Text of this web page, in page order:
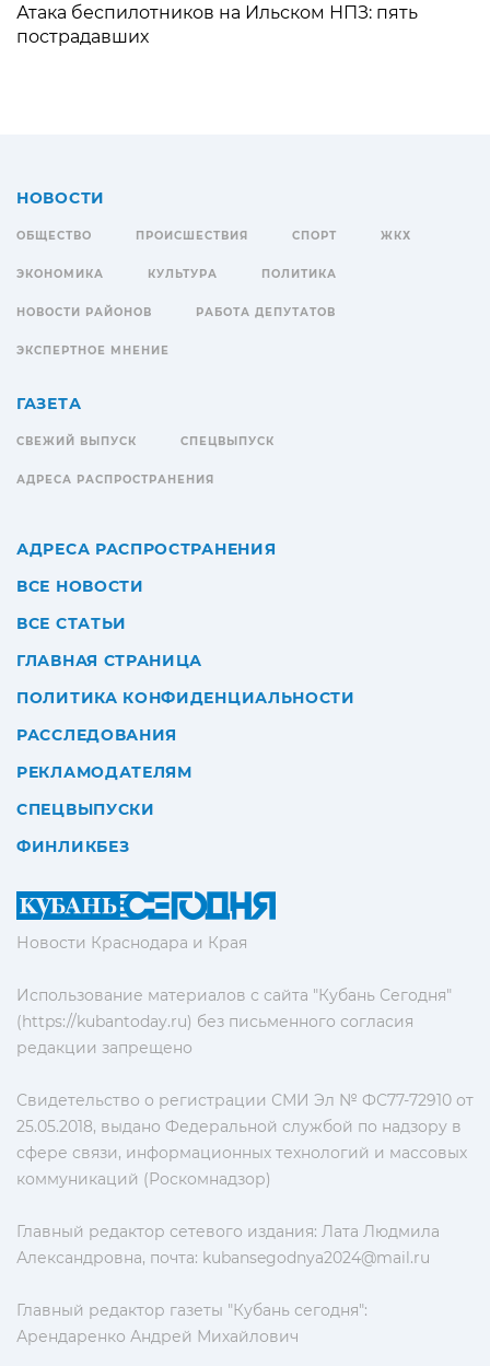
Атака беспилотников на Ильском НПЗ: пять
пострадавших
Новости Краснодара и Края
Использование материалов с сайта "Кубань Сегодня"
(https://kubantoday.ru) без письменного согласия
редакции запрещено
Свидетельство о регистрации СМИ Эл № ФС77-72910 от
25.05.2018, выдано Федеральной службой по надзору в
сфере связи, информационных технологий и массовых
коммуникаций (Роскомнадзор)
Главный редактор сетевого издания: Лата Людмила
Александровна, почта: kubansegodnya2024@mail.ru
Главный редактор газеты "Кубань сегодня":
Арендаренко Андрей Михайлович
НОВОСТИ
ОБЩЕСТВО ПРОИСШЕСТВИЯ СПОРТ ЖКХ
ЭКОНОМИКА КУЛЬТУРА ПОЛИТИКА
НОВОСТИ РАЙОНОВ РАБОТА ДЕПУТАТОВ
ЭКСПЕРТНОЕ МНЕНИЕ
ГАЗЕТА
СВЕЖИЙ ВЫПУСК СПЕЦВЫПУСК
АДРЕСА РАСПРОСТРАНЕНИЯ
АДРЕСА РАСПРОСТРАНЕНИЯ
ВСЕ НОВОСТИ
ВСЕ СТАТЬИ
ГЛАВНАЯ СТРАНИЦА
ПОЛИТИКА КОНФИДЕНЦИАЛЬНОСТИ
РАССЛЕДОВАНИЯ
РЕКЛАМОДАТЕЛЯМ
СПЕЦВЫПУСКИ
ФИНЛИКБЕЗ